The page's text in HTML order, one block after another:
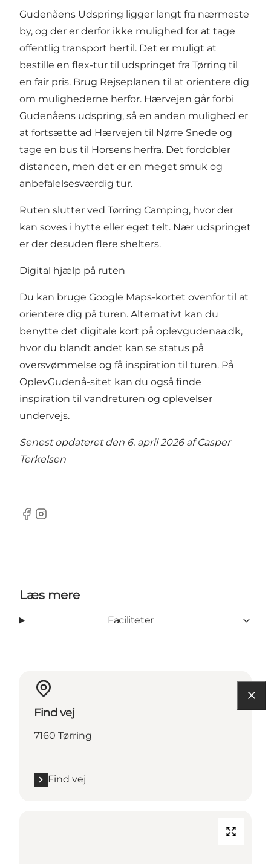
Gudenåens Udspring ligger langt fra nærmeste
by, og der er derfor ikke mulighed for at tage
offentlig transport hertil. Det er muligt at
bestille en flex-tur til udspringet fra Tørring til
en fair pris. Brug Rejseplanen til at orientere dig
om mulighederne herfor. Hærvejen går forbi
Gudenåens udspring, så en anden mulighed er
at fortsætte ad Hærvejen til Nørre Snede og
tage en bus til Horsens herfra. Det fordobler
distancen, men det er en meget smuk og
anbefalelsesværdig tur.
Ruten slutter ved Tørring Camping, hvor der
kan soves i hytte eller eget telt. Nær udspringet
er der desuden flere shelters.
Digital hjælp på ruten
Du kan bruge Google Maps-kortet ovenfor til at
orientere dig på turen. Alternativt kan du
benytte det digitale kort på oplevgudenaa.dk,
hvor du blandt andet kan se status på
oversvømmelse og få inspiration til turen. På
OplevGudenå-sitet kan du også finde
inspiration til vandreturen og oplevelser
undervejs.
Senest opdateret den 6. april 2026 afCasper
Terkelsen
Facebook
Instagram
Læs mere
Faciliteter
Find vej
7160 Tørring
Find vej